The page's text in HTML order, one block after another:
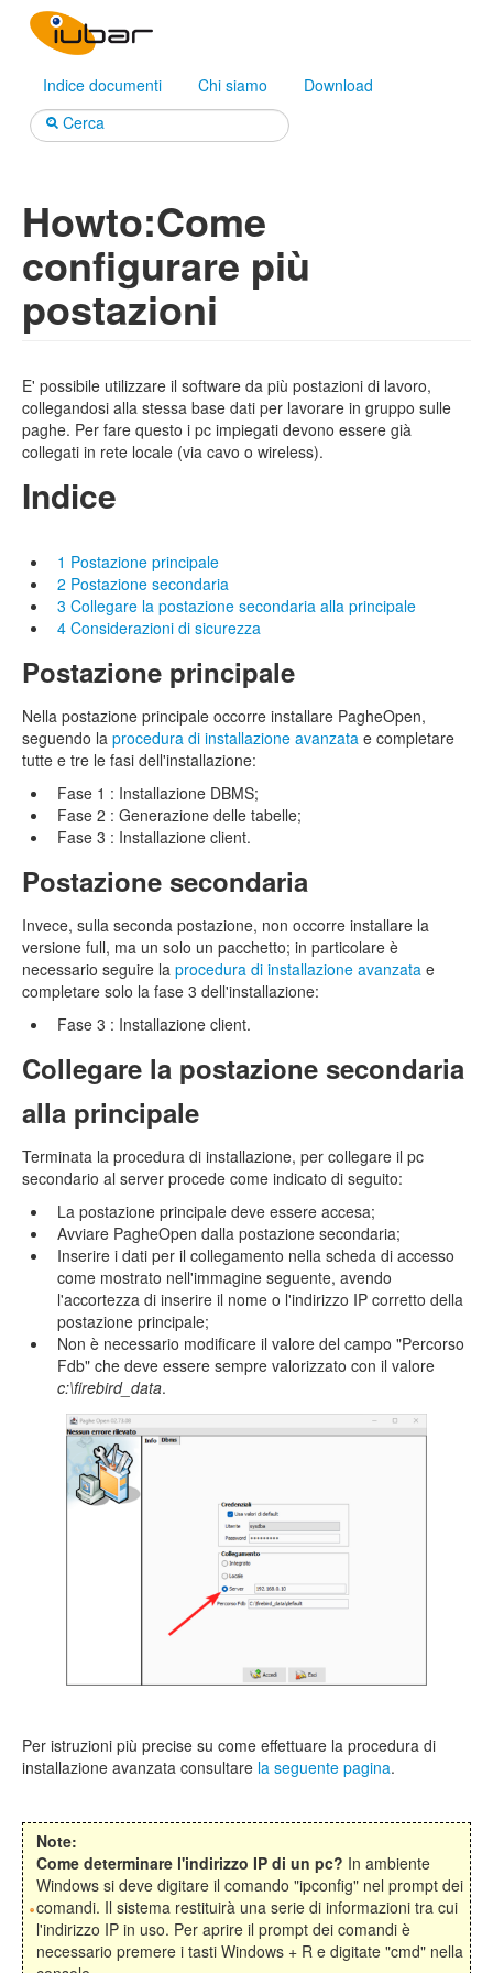
Indice documenti Chi siamo
Download
Cerca
Howto:Come
configurare più
postazioni
E' possibile utilizzare il software da più postazioni di lavoro,
collegandosi alla stessa base dati per lavorare in gruppo sulle
paghe. Per fare questo i pc impiegati devono essere già
collegati in rete locale (via cavo o wireless).
Indice
1 Postazione principale
2 Postazione secondaria
3 Collegare la postazione secondaria alla principale
4 Considerazioni di sicurezza
Postazione principale
Nella postazione principale occorre installare PagheOpen,
seguendo la procedura di installazione avanzata e completare
tutte e tre le fasi dell'installazione:
Fase 1 : Installazione DBMS;
Fase 2 : Generazione delle tabelle;
Fase 3 : Installazione client.
Postazione secondaria
Invece, sulla seconda postazione, non occorre installare la
versione full, ma un solo un pacchetto; in particolare è
necessario seguire la procedura di installazione avanzata e
completare solo la fase 3 dell'installazione:
Fase 3 : Installazione client.
Collegare la postazione secondaria
alla principale
Terminata la procedura di installazione, per collegare il pc
secondario al server procede come indicato di seguito:
La postazione principale deve essere accesa;
Avviare PagheOpen dalla postazione secondaria;
Inserire i dati per il collegamento nella scheda di accesso
come mostrato nell'immagine seguente, avendo
l'accortezza di inserire il nome o l'indirizzo IP corretto della
postazione principale;
Non è necessario modificare il valore del campo "Percorso
Fdb" che deve essere sempre valorizzato con il valore
c:\firebird_data.
Per istruzioni più precise su come effettuare la procedura di
installazione avanzata consultare la seguente pagina.
Note:
Come determinare l'indirizzo IP di un pc? In ambiente
Windows si deve digitare il comando "ipconfig" nel prompt dei
comandi. Il sistema restituirà una serie di informazioni tra cui
l'indirizzo IP in uso. Per aprire il prompt dei comandi è
necessario premere i tasti Windows + R e digitate "cmd" nella